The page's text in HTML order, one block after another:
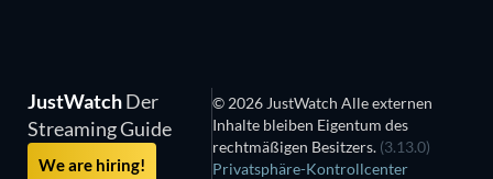
JustWatchDer
Streaming Guide
We are hiring!
© 2026 JustWatch Alle externen
Inhalte bleiben Eigentum des
rechtmäßigen Besitzers. (3.13.0)
Privatsphäre-Kontrollcenter